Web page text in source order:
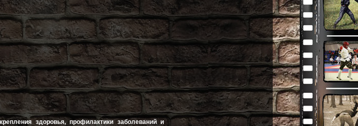
здоровья, профилактики заболеваний и